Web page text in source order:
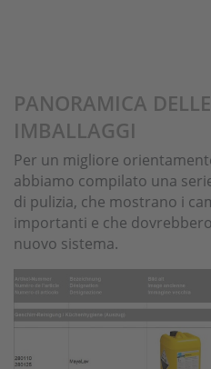
PANORAMICA
IMBALLAGGI
Per un migliore
abbiamo compilato una
di pulizia, che mostrano i
importanti e che
nuovo sistema.